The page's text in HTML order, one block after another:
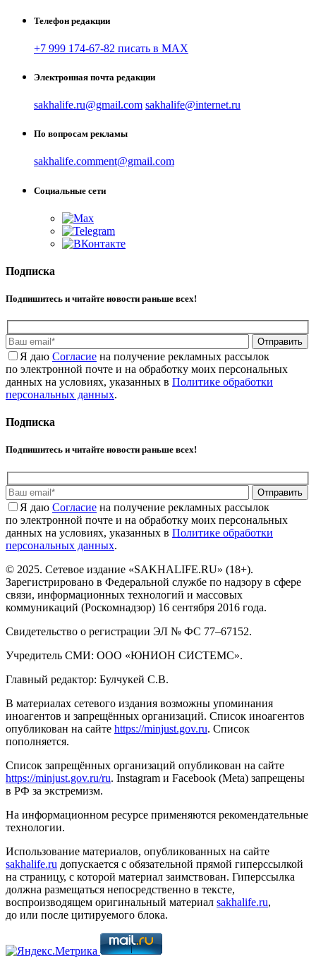
Телефон редакции
+7 999 174-67-82 писать в MAX
Электронная почта редакции
sakhalife.ru@gmail.com sakhalife@internet.ru
По вопросам рекламы
sakhalife.comment@gmail.com
Социальные сети
Подписка
Подпишитесь и читайте новости раньше всех!
Отправить
Я даю Cогласие на получение рекламных рассылок
по электронной почте и на обработку моих персональных
данных на условиях, указанных в Политике обработки
персональных данных.
Подписка
Подпишитесь и читайте новости раньше всех!
Отправить
Я даю Cогласие на получение рекламных рассылок
по электронной почте и на обработку моих персональных
данных на условиях, указанных в Политике обработки
персональных данных.
© 2025. Сетевое издание «SAKHALIFE.RU» (18+).
Зарегистрировано в Федеральной службе по надзору в сфере
связи, информационных технологий и массовых
коммуникаций (Роскомнадзор) 16 сентября 2016 года.
Свидетельство о регистрации ЭЛ № ФС 77–67152.
Учредитель СМИ: ООО «ЮНИОН СИСТЕМС».
Главный редактор: Булчукей С.В.
В материалах сетевого издания возможны упоминания
иноагентов и запрещённых организаций. Список иноагентов
опубликован на сайте https://minjust.gov.ru. Список
пополняется.
Список запрещённых организаций опубликован на сайте
https://minjust.gov.ru/ru. Instagram и Facebook (Metа) запрещены
в РФ за экстремизм.
На информационном ресурсе применяются рекомендательные
технологии.
Использование материалов, опубликованных на сайте
sakhalife.ru допускается с обязательной прямой гиперссылкой
на страницу, с которой материал заимствован. Гиперссылка
должна размещаться непосредственно в тексте,
воспроизводящем оригинальный материал sakhalife.ru,
до или после цитируемого блока.